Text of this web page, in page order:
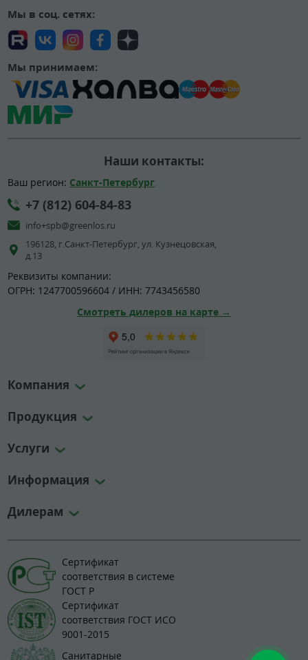
Мы в соц. сетях:
Мы принимаем:
Наши контакты:
Ваш регион: Санкт-Петербург
+7 (812) 604-84-83
info+spb@greenlos.ru
196128, г.Санкт-Петербург, ул. Кузнецовская,
д.13
Реквизиты компании:
ОГРН: 1247700596604 / ИНН: 7743456580
Смотреть дилеров на карте →
Компания
Продукция
Услуги
Информация
Дилерам
Сертификат
соответствия в системе
ГОСТ Р
Сертификат
соответствия ГОСТ ИСО
9001-2015
Санитарные